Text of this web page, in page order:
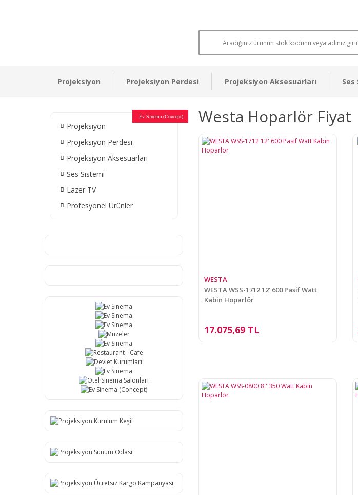
Projeksiyon Projeksiyon Perdesi Projeksiyon Aksesuarları Ses
Projeksiyon
Projeksiyon Perdesi
Projeksiyon Aksesuarları
Ses Sistemi
Lazer TV
Profesyonel Ürünler
Ev Sinema
Ev Sinema
Ev Sinema
Müzeler
Ev Sinema
Restaurant - Cafe
Devlet Kurumları
Ev Sinema
Otel Sinema Salonları
Ev Sinema (Concept) Westa Hoparlör Fiyat
WESTA
WESTA WSS-1712 12' 600 Pasif Watt
Kabin Hoparlör
17.075,69 TL